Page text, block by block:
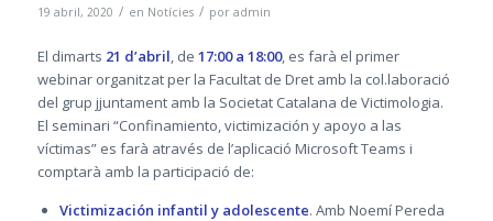
19 abril, 2020 / en Notícies / por admin
El dimarts 21 d’abril, de 17:00 a 18:00, es farà el primer
webinar organitzat per la Facultat de Dret amb la col.laboració
del grup jjuntament amb la Societat Catalana de Victimologia.
El seminari “Confinamiento, victimización y apoyo a las
víctimas” es farà através de l’aplicació Microsoft Teams i
comptarà amb la participació de:
Victimización infantil y adolescente. Amb Noemí Pereda